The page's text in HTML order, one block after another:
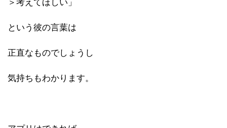
＞考えてほしい」
という彼の言葉は
正直なものでしょうし
気持ちもわかります。